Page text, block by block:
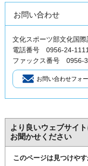
お問い合わせ
文化スポーツ部文化国際
電話番号 0956-24-1111
ファックス番号 0956-
より良いウェブサイ
お聞かせください
このページは見つけや